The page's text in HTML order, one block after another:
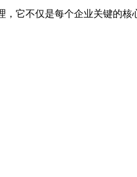
它不仅是每个企业关键的核